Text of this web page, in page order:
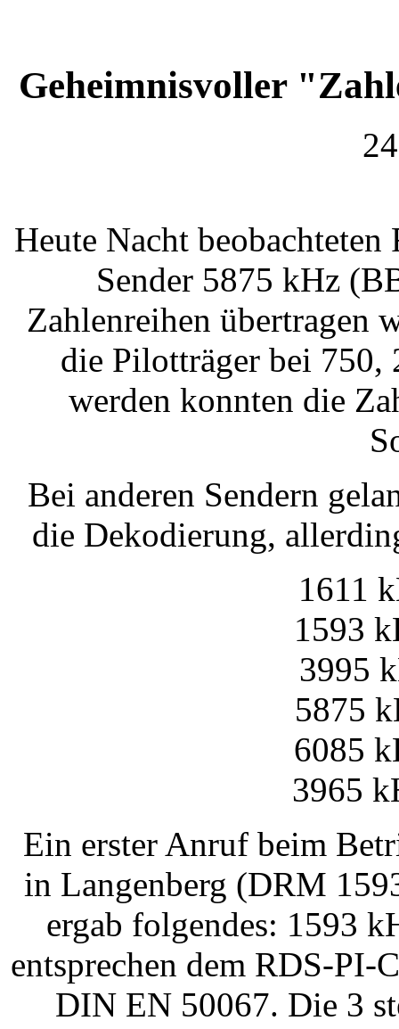
Geheimnisvoller
Heute Nacht
Sender 5875 kHz
Zahlenreihen übertragen
die Pilotträger bei 750,
werden konnten die
Bei anderen Sendern
die Dekodierung,
1611
1593
3995
5875
6085
3965
Ein erster Anruf beim
in Langenberg (DRM
ergab folgendes: 1593
entsprechen dem RDS-PI-
DIN EN 50067. Die 3